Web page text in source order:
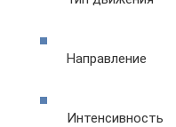
Направление
Интенсивность